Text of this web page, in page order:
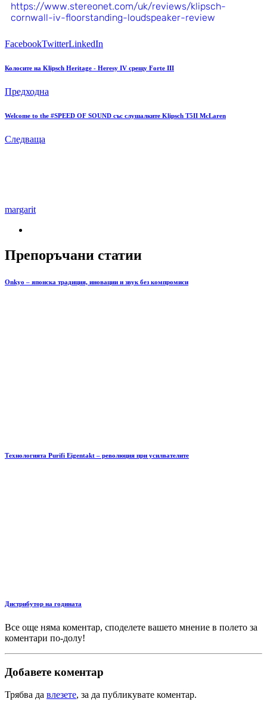
https://www.stereonet.com/uk/reviews/klipsch-
cornwall-iv-floorstanding-loudspeaker-review
FacebookTwitterLinkedIn
Колосите на Klipsch Heritage - Heresy IV срещу Forte III
Предходна
Welcome to the #SPEED OF SOUND със слушалките Klipsch T5II McLaren
Следваща
margarit
Препоръчани статии
Onkyo – японска традиция, иновации и звук без компромиси
Технологията Purifi Eigentakt – революция при усилвателите
Дистрибутор на годината
Все още няма коментар, споделете вашето мнение в полето за
коментари по-долу!
Добавете коментар
Трябва да влезете, за да публикувате коментар.